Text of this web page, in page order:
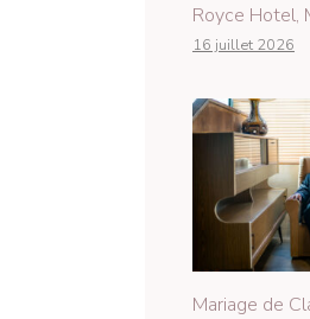
Royce Hotel,
16 juillet 2026
Mariage de